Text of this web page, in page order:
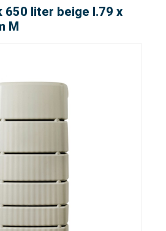
650 liter beige l.79 x
M